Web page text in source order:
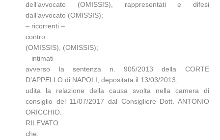
dell’avvocato (OMISSIS), rappresentati e difesi
dall’avvocato (OMISSIS);
– ricorrenti –
contro
(OMISSIS), (OMISSIS);
– intimati –
avverso la sentenza n. 905/2013 della CORTE
D’APPELLO di NAPOLI, depositata il 13/03/2013;
udita la relazione della causa svolta nella camera di
consiglio del 11/07/2017 dal Consigliere Dott. ANTONIO
ORICCHIO.
RILEVATO
che: